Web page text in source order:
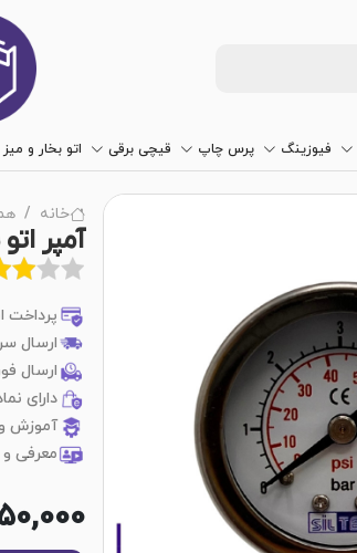
فیوزینگ پرس چاپ قیچی برقی اتو بخار و
خانه
آمپر
پرداخت
ارسال
ارسال
دارای
آموزش
معرفی